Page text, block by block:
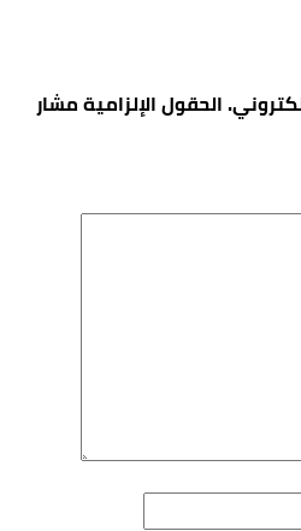
الحقول الإلزامية مشار